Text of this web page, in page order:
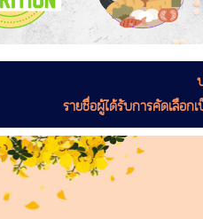
รายชื่อผู้ได้รับการคัดเลือ